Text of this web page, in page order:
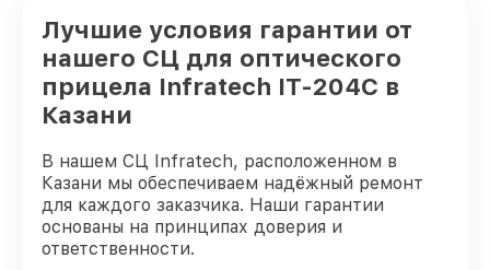
Лучшие условия гарантии от
нашего СЦ для оптического
прицела Infratech IT-204C в
Казани
В нашем СЦ Infratech, расположенном в
Казани мы обеспечиваем надёжный ремонт
для каждого заказчика. Наши гарантии
основаны на принципах доверия и
ответственности.